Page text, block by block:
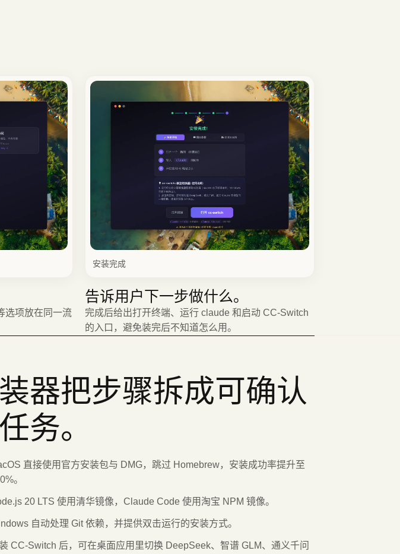
选项放在同一流
安装完成
告诉用户下一步做什么。
完成后给出打开终端、运行 claude 和启动 CC-Switch
的入口，避免装完后不知道怎么用。
器把步骤拆成可确认
务。
直接使用官方安装包与 DMG，跳过 Homebrew，安装成功率提升至
。
20 LTS 使用清华镜像，Claude Code 使用淘宝 NPM 镜像。
自动处理 Git 依赖，并提供双击运行的安装方式。
CC-Switch 后，可在桌面应用里切换 DeepSeek、智谱 GLM、通义千问